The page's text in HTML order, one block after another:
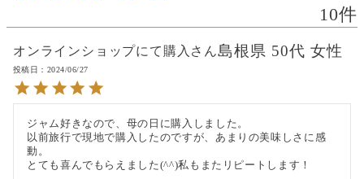
10
オンラインショップにて購入 島根県 50代 女性
投稿日 2024/06/27
ジャム好きなので、母の日に購入しました。
以前旅行で現地で購入したのですが、あまりの美味しさに感
動。
とても喜んでもらえました(^^)私もまたリピートします！